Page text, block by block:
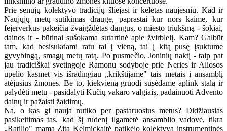
Prie senųjų kolektyvo tradicijų šliejasi ir keletas naujesnių. Kad ir
Naujųjų metų sutikimas drauge, paprastai kur nors kaime, kur
fejerverkus pakeičia žvaigždėtas dangus, o miesto triukšmą - šokiai,
dainos ir - būtinai sušokama sutartinė apie žvirblelį. Kam? Galbūt
tam, kad besisukdami ratu tai į vieną, tai į kitą pusę įsuktume
gyvybingą, smagų metų ratą. Po pusmečio, Joninių naktį - taip pat
jau tradiciškai svetingoje Ramonų sodyboje prie Neries ir Aliosos
upelio kasmet vis išradingiau „krikštijame" tais metais į ansamblį
atėjusius žmones. Be to, kiekvieną gruodį susėdame aplink stalą ir
palydėti metų - pasidalyti Kūčių vakaro valgiais, padainuoti Advento
dainų ir pažaisti žaidimų.
Na, o kas gi nauja nutiko per pastaruosius metus? Didžiausias
pasikeitimas tas, kad šį rudenį ilgametė ansamblio vadovė, tikra
„Ratilio" mama Zita Kelmickaitė patikėjo kolektyvą instrumentinės